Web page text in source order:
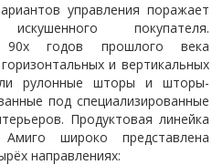
управления поражает
покупателя.
годов прошлого века
и вертикальных
рулонные шторы и шторы-
под специализированные
Продуктовая линейка
широко представлена
направлениях: